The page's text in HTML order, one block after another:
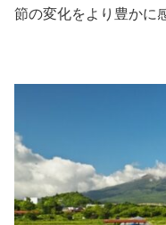
節の変化をより豊かに